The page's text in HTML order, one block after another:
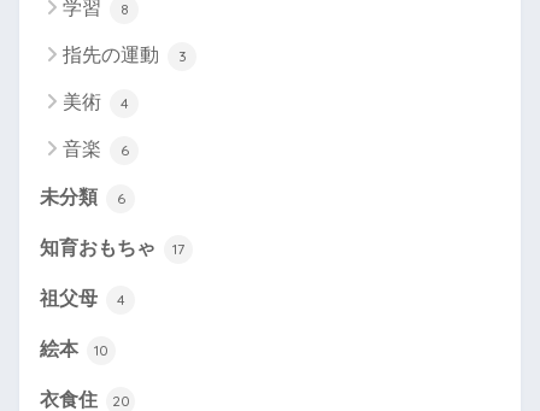
学習 8
指先の運動 3
美術 4
音楽 6
未分類 6
知育おもちゃ 17
祖父母 4
絵本 10
衣食住 20